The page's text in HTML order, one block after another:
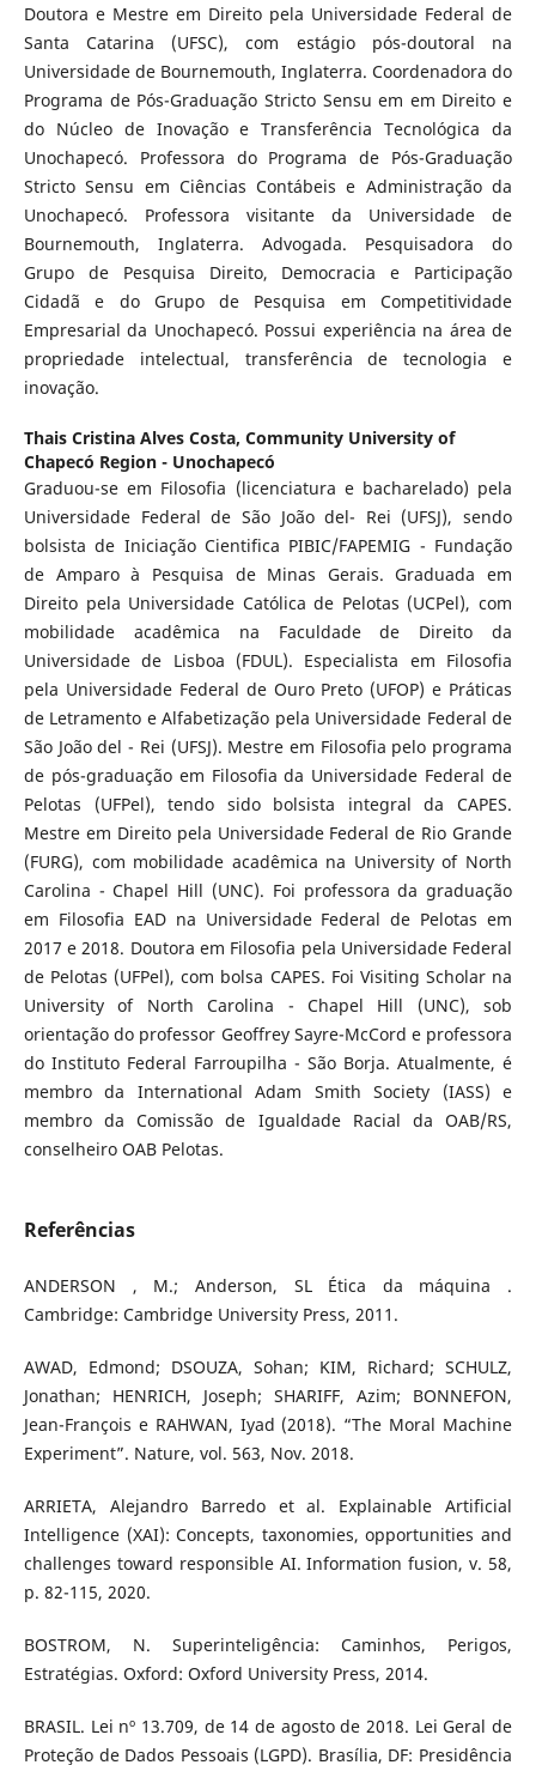
Doutora e Mestre em Direito pela Universidade Federal de
Santa Catarina (UFSC), com estágio pós-doutoral na
Universidade de Bournemouth, Inglaterra. Coordenadora do
Programa de Pós-Graduação Stricto Sensu em em Direito e
do Núcleo de Inovação e Transferência Tecnológica da
Unochapecó. Professora do Programa de Pós-Graduação
Stricto Sensu em Ciências Contábeis e Administração da
Unochapecó. Professora visitante da Universidade de
Bournemouth, Inglaterra. Advogada. Pesquisadora do
Grupo de Pesquisa Direito, Democracia e Participação
Cidadã e do Grupo de Pesquisa em Competitividade
Empresarial da Unochapecó. Possui experiência na área de
propriedade intelectual, transferência de tecnologia e
inovação.
Thais Cristina Alves Costa, Community University of
Chapecó Region - Unochapecó
Graduou-se em Filosofia (licenciatura e bacharelado) pela
Universidade Federal de São João del- Rei (UFSJ), sendo
bolsista de Iniciação Cientifica PIBIC/FAPEMIG - Fundação
de Amparo à Pesquisa de Minas Gerais. Graduada em
Direito pela Universidade Católica de Pelotas (UCPel), com
mobilidade acadêmica na Faculdade de Direito da
Universidade de Lisboa (FDUL). Especialista em Filosofia
pela Universidade Federal de Ouro Preto (UFOP) e Práticas
de Letramento e Alfabetização pela Universidade Federal de
São João del - Rei (UFSJ). Mestre em Filosofia pelo programa
de pós-graduação em Filosofia da Universidade Federal de
Pelotas (UFPel), tendo sido bolsista integral da CAPES.
Mestre em Direito pela Universidade Federal de Rio Grande
(FURG), com mobilidade acadêmica na University of North
Carolina - Chapel Hill (UNC). Foi professora da graduação
em Filosofia EAD na Universidade Federal de Pelotas em
2017 e 2018. Doutora em Filosofia pela Universidade Federal
de Pelotas (UFPel), com bolsa CAPES. Foi Visiting Scholar na
University of North Carolina - Chapel Hill (UNC), sob
orientação do professor Geoffrey Sayre-McCord e professora
do Instituto Federal Farroupilha - São Borja. Atualmente, é
membro da International Adam Smith Society (IASS) e
membro da Comissão de Igualdade Racial da OAB/RS,
conselheiro OAB Pelotas.
Referências
ANDERSON , M.; Anderson, SL Ética da máquina .
Cambridge: Cambridge University Press, 2011.
AWAD, Edmond; DSOUZA, Sohan; KIM, Richard; SCHULZ,
Jonathan; HENRICH, Joseph; SHARIFF, Azim; BONNEFON,
Jean-François e RAHWAN, Iyad (2018). “The Moral Machine
Experiment”. Nature, vol. 563, Nov. 2018.
ARRIETA, Alejandro Barredo et al. Explainable Artificial
Intelligence (XAI): Concepts, taxonomies, opportunities and
challenges toward responsible AI. Information fusion, v. 58,
p. 82-115, 2020.
BOSTROM, N. Superinteligência: Caminhos, Perigos,
Estratégias. Oxford: Oxford University Press, 2014.
BRASIL. Lei nº 13.709, de 14 de agosto de 2018. Lei Geral de
Proteção de Dados Pessoais (LGPD). Brasília, DF: Presidência